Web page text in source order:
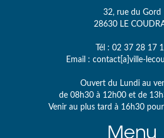
32, rue du Gord
28630 LE
Tél : 02 37 28 17
Email : contact[a]ville-
Ouvert du Lundi au
de 08h30 à 12h00 et de
Venir au plus tard à 16h30 pour
Menu